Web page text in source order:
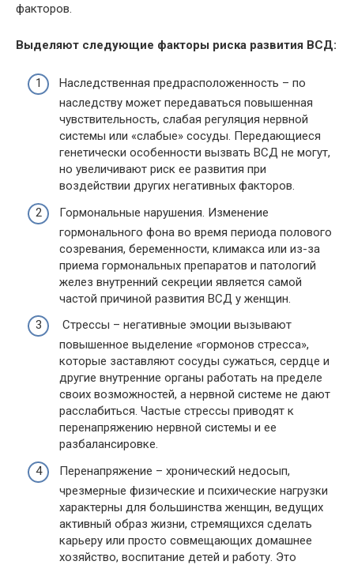
факторов.
Выделяют следующие факторы риска развития ВСД:
Наследственная предрасположенность – по
наследству может передаваться повышенная
чувствительность, слабая регуляция нервной
системы или «слабые» сосуды. Передающиеся
генетически особенности вызвать ВСД не могут,
но увеличивают риск ее развития при
воздействии других негативных факторов.
Гормональные нарушения. Изменение
гормонального фона во время периода полового
созревания, беременности, климакса или из-за
приема гормональных препаратов и патологий
желез внутренний секреции является самой
частой причиной развития ВСД у женщин.
Стрессы – негативные эмоции вызывают
повышенное выделение «гормонов стресса»,
которые заставляют сосуды сужаться, сердце и
другие внутренние органы работать на пределе
своих возможностей, а нервной системе не дают
расслабиться. Частые стрессы приводят к
перенапряжению нервной системы и ее
разбалансировке.
Перенапряжение – хронический недосып,
чрезмерные физические и психические нагрузки
характерны для большинства женщин, ведущих
активный образ жизни, стремящихся сделать
карьеру или просто совмещающих домашнее
хозяйство, воспитание детей и работу. Это